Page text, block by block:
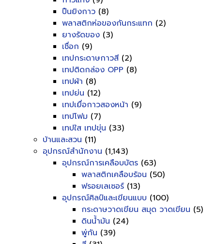
ปืนยิงกาว (8)
พลาสติกห่อของกันกระแทก (2)
ยางรัดของ (3)
เชื่อก (9)
เทปกระดาษกาวสี (2)
เทปติดกล่อง OPP (8)
เทปผ้า (8)
เทปย่น (12)
เทปเยื่อกาวสองหน้า (9)
เทปโฟม (7)
เทปใส เทปขุ่น (33)
บ้านและสวน (11)
อุปกรณ์สำนักงาน (1,143)
อุปกรณ์การเคลือบบัตร (63)
พลาสติกเคลือบร้อน (50)
ฟรอยเลเซอร์ (13)
อุปกรณ์ศิลป์และเขียนแบบ (100)
กระดาษวาดเขียน สมุด วาดเขียน (5)
ดินน้ำมัน (24)
พู่กัน (39)